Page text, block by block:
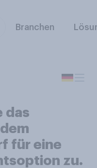
Branchen
das
für eine
zu.